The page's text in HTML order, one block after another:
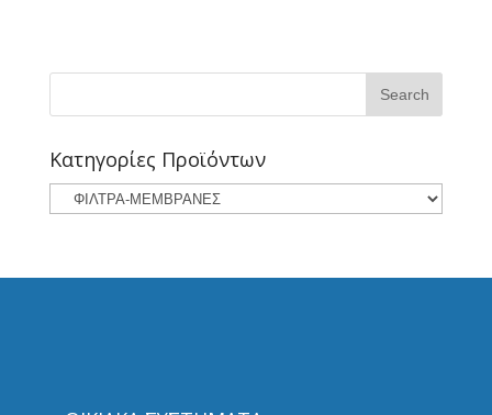
Κατηγορίες Προϊόντων